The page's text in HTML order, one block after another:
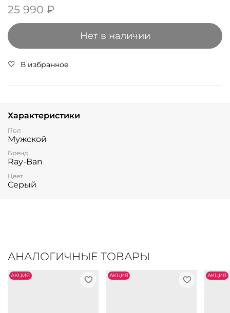
25 990 ₽
Нет в наличии
В избранное
Характеристики
Пол
Мужской
Бренд
Ray-Ban
Цвет
Серый
АНАЛОГИЧНЫЕ ТОВАРЫ
АKЦИЯ АKЦИЯ АKЦИЯ